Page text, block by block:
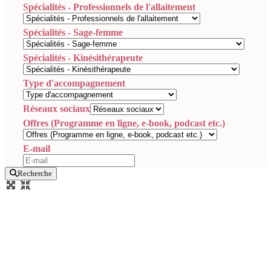
Spécialités - Professionnels de l'allaitement
Spécialités - Sage-femme
Spécialités - Kinésithérapeute
Type d'accompagnement
Réseaux sociaux
Offres (Programme en ligne, e-book, podcast etc.)
E-mail
Recherche